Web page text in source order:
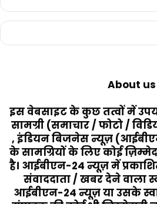
About us
इस वेबसाइट के कुछ तत्वों में
सामग्री (समाचार / फोटो /
, इंडियन बिजनेस न्यूज़
के सामग्रियों के लिए कोई
है। आईबीएन-24 न्यूज़ में
संवाददाता / खबर देने वाला
आईबीएन-24 न्यूज़ या उसके